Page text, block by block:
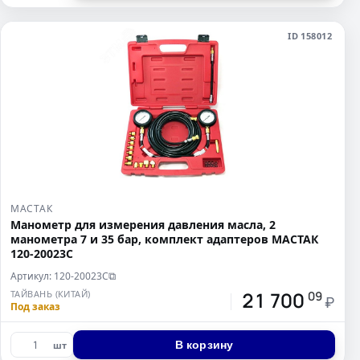
ID 158012
МАСТАК
Манометр для измерения давления масла, 2
манометра 7 и 35 бар, комплект адаптеров МАСТАК
120-20023C
Артикул: 120-20023C⧉
ТАЙВАНЬ (КИТАЙ)
Под заказ 21 700 09 ₽
шт В корзину